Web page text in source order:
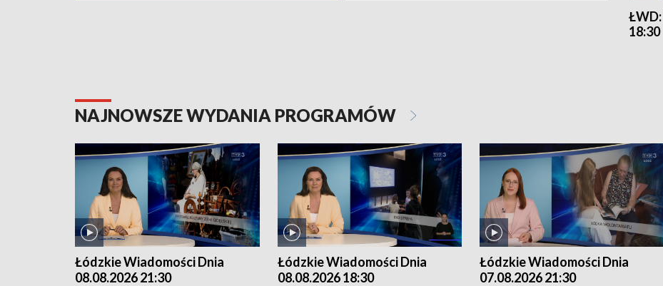
18:30
NAJNOWSZE WYDANIA PROGRAMÓW
Łódzkie Wiadomości Dnia
08.08.2026 21:30
Łódzkie Wiadomości Dnia
08.08.2026 18:30
Łódzkie Wiadomości Dnia
07.08.2026 21:30